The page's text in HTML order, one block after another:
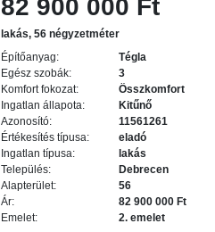
82 900 000 Ft
lakás, 56 négyzetméter
Építőanyag:
Tégla
Egész szobák:
3
Komfort fokozat:
Összkomfort
Ingatlan állapota:
Kitűnő
Azonosító:
11561261
Értékesítés típusa:
eladó
Ingatlan típusa:
lakás
Település:
Debrecen
Alapterület:
56
Ár:
82 900 000 Ft
Emelet:
2. emelet